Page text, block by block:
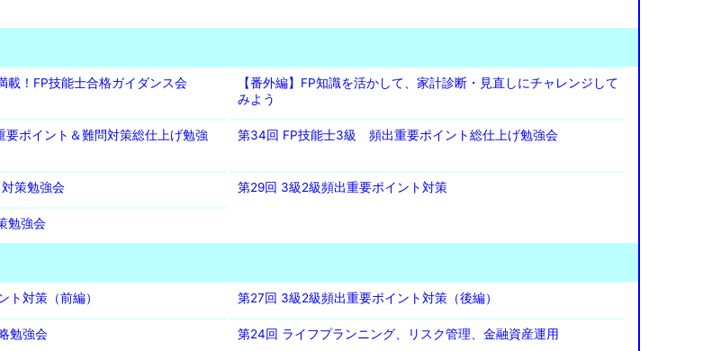
載！FP技能士合格ガイダンス会
【番外編】FP知識を活かして、家計診断・見直しにチャレンジして
みよう
ポイント＆難問対策総仕上げ勉強
第34回 FP技能士3級 頻出重要ポイント総仕上げ勉強会
策勉強会 第29回 3級2級頻出重要ポイント対策
勉強会
ト対策（前編） 第27回 3級2級頻出重要ポイント対策（後編）
勉強会 第24回 ライフプランニング、リスク管理、金融資産運用